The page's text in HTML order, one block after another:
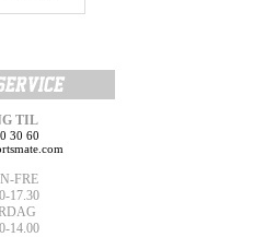
TIL
30 60
FRE
17.30
14.00